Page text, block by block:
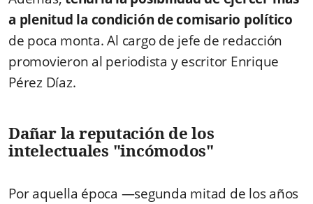
a plenitud la condición de comisario político
de poca monta. Al cargo de jefe de redacción
promovieron al periodista y escritor Enrique
Pérez Díaz.
Dañar la reputación de los
intelectuales "incómodos"
Por aquella época —segunda mitad de los años